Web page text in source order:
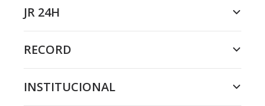
JR 24H
RECORD
INSTITUCIONAL